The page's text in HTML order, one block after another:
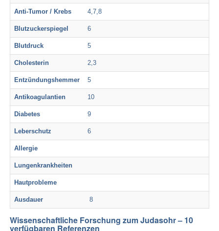
Anti-Tumor / Krebs 4,7,8
Blutzuckerspiegel 6
Blutdruck 5
Cholesterin 2,3
Entzündungshemmer 5
Antikoagulantien 10
Diabetes 9
Leberschutz 6
Allergie
Lungenkrankheiten
Hautprobleme
Ausdauer 8
Wissenschaftliche Forschung zum Judasohr – 10
verfügbaren Referenzen